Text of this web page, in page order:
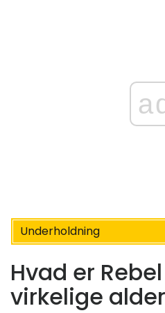
Underholdning
Hvad er
virkelige